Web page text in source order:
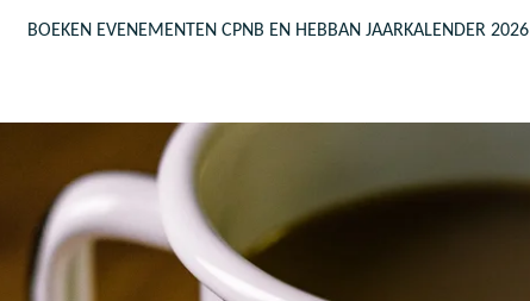
BOEKEN EVENEMENTEN CPNB EN HEBBAN JAARKALENDER 2026